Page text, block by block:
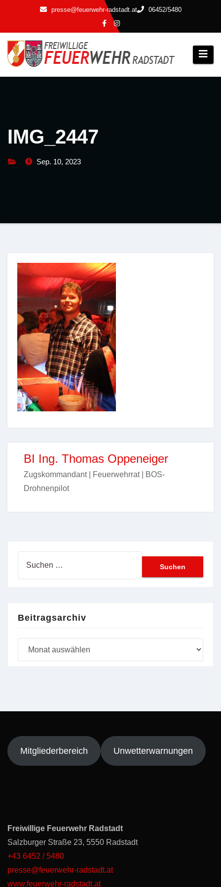
springen
presse@feuerwehr-radstadt.at 06452/5480
IMG_2447
Sep. 10, 2023
BI Ing. Thomas Oppeneiger
Zugskommandant | Feuerwehrrat | BOS-
Drohnenpilot
Beitragsarchiv
Mitgliederbereich Unwetterwarnungen
Freiwillige Feuerwehr Radstadt
Salzburger Straße 23, 5550 Radstadt
+43 6452 / 5480
presse@feuerwehr-radstadt.at
www.feuerwehr-radstadt.at